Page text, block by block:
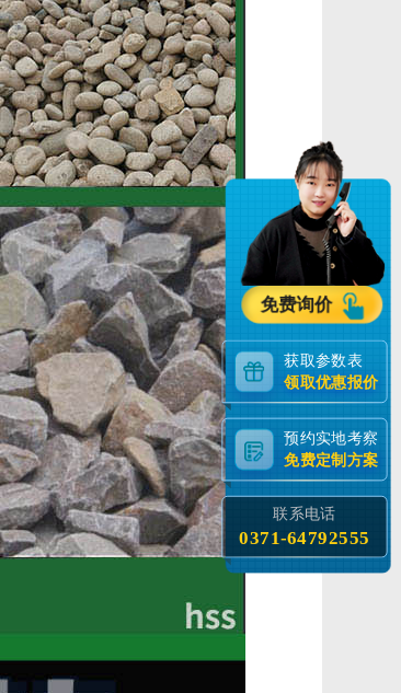
免费询价
获取参数表
领取优惠报价
预约实地考察
免费定制方案
联系电话
0371-64792555